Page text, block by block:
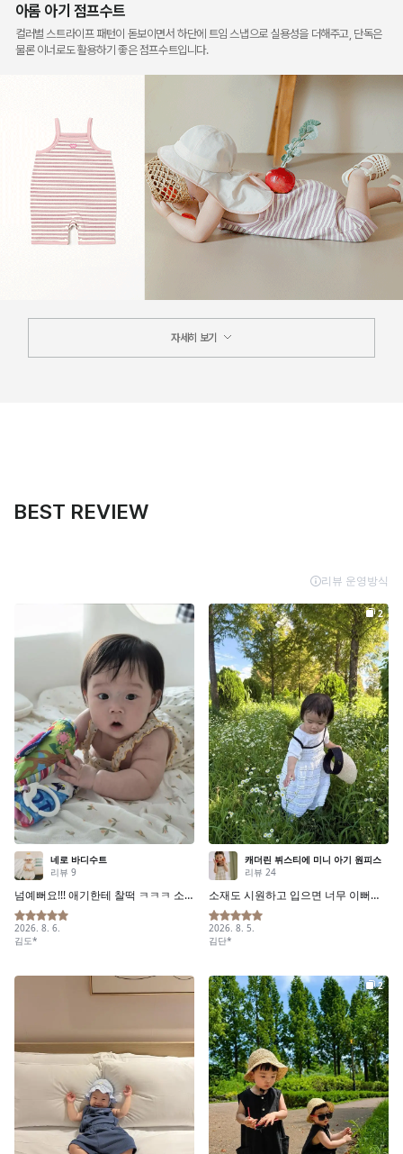
아롬 아기 점프수트
컬러별 스트라이프 패턴이 돋보이면서 하단에 트임 스냅으로 실용성을 더해주고, 단독은
물론 이너로도 활용하기 좋은 점프수트입니다.
자세히 보기
BEST REVIEW